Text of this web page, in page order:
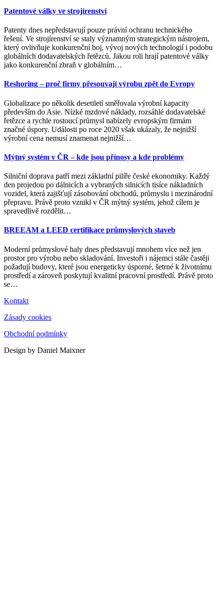
Patentové války ve strojírenství
Patenty dnes nepředstavují pouze právní ochranu technického
řešení. Ve strojírenství se staly významným strategickým nástrojem,
který ovlivňuje konkurenční boj, vývoj nových technologií i podobu
globálních dodavatelských řetězců. Jakou roli hrají patentové války
jako konkurenční zbraň v globálním…
Reshoring – proč firmy přesouvají výrobu zpět do Evropy
Globalizace po několik desetiletí směřovala výrobní kapacity
především do Asie. Nízké mzdové náklady, rozsáhlé dodavatelské
řetězce a rychle rostoucí průmysl nabízely evropským firmám
značné úspory. Události po roce 2020 však ukázaly, že nejnižší
výrobní cena nemusí znamenat nejnižší…
Mýtný systém v ČR – kde jsou přínosy a kde problémy
Silniční doprava patří mezi základní pilíře české ekonomiky. Každý
den projedou po dálnicích a vybraných silnicích tisíce nákladních
vozidel, která zajišťují zásobování obchodů, průmyslu i mezinárodní
přepravu. Právě proto vznikl v ČR mýtný systém, jehož cílem je
spravedlivě rozdělit…
BREEAM a LEED certifikace průmyslových staveb
Moderní průmyslové haly dnes představují mnohem více než jen
prostor pro výrobu nebo skladování. Investoři i nájemci stále častěji
požadují budovy, které jsou energeticky úsporné, šetrné k životnímu
prostředí a zároveň poskytují kvalitní pracovní prostředí. Právě proto
se…
Kontakt
Zásady cookies
Obchodní podmínky
Design by Daniel Maixner